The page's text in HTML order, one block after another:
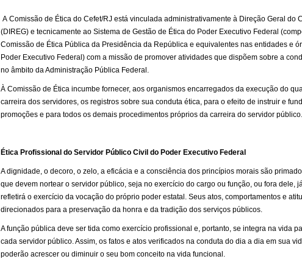
A Comissão de Ética do Cefet/RJ está vinculada administrativamente à Direção Geral do
(DIREG) e tecnicamente ao Sistema de Gestão de Ética do Poder Executivo Federal
Comissão de Ética Pública da Presidência da República e equivalentes nas entidades e
Poder Executivo Federal) com a missão de promover atividades que dispõem sobre a
no âmbito da Administração Pública Federal.
À Comissão de Ética incumbe fornecer, aos organismos encarregados da execução do
carreira dos servidores, os registros sobre sua conduta ética, para o efeito de instruir e
promoções e para todos os demais procedimentos próprios da carreira do servidor público.
Ética Profissional do Servidor Público Civil do Poder Executivo Federal
A dignidade, o decoro, o zelo, a eficácia e a consciência dos princípios morais são
que devem nortear o servidor público, seja no exercício do cargo ou função, ou fora dele,
refletirá o exercício da vocação do próprio poder estatal. Seus atos, comportamentos e
direcionados para a preservação da honra e da tradição dos serviços públicos.
A função pública deve ser tida como exercício profissional e, portanto, se integra na vida
cada servidor público. Assim, os fatos e atos verificados na conduta do dia a dia em sua
poderão acrescer ou diminuir o seu bom conceito na vida funcional.